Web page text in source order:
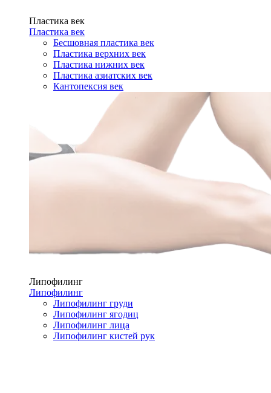
Пластика век
Пластика век
Бесшовная пластика век
Пластика верхних век
Пластика нижних век
Пластика азиатских век
Кантопексия век
Липофилинг
Липофилинг
Липофилинг груди
Липофилинг ягодиц
Липофилинг лица
Липофилинг кистей рук